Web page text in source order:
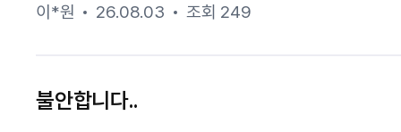
이*원 26.08.03 조회 249
불안합니다..